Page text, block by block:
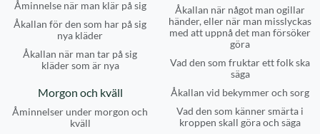
Åkallan när något man ogillar
händer, eller när man misslyckas
med att uppnå det man försöker
göra
Vad den som fruktar ett folk ska
säga
Åkallan vid bekymmer och sorg
Vad den som känner smärta i
kroppen skall göra och säga
Åminnelse när man klär på sig
Åkallan för den som har på sig
nya kläder
Åkallan när man tar på sig
kläder som är nya
Morgon och kväll
Åminnelser under morgon och
kväll